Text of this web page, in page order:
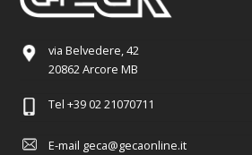
via Belvedere, 42
20862 Arcore MB
Tel +39 02 21070711
E-mail geca@gecaonline.it